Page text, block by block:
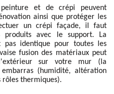
et de crépi peuvent
ainsi que protéger les
un crépi façade, il faut
produits avec le support. La
pas identique pour toutes les
fusion des matériaux peut
sur votre mur (la
(humidité, altération
rôles thermiques).